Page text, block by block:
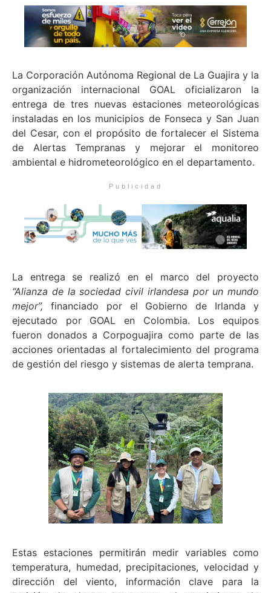
La Corporación Autónoma Regional de La Guajira y la
organización internacional GOAL oficializaron la
entrega de tres nuevas estaciones meteorológicas
instaladas en los municipios de Fonseca y San Juan
del Cesar, con el propósito de fortalecer el Sistema
de Alertas Tempranas y mejorar el monitoreo
ambiental e hidrometeorológico en el departamento.
Publicidad
La entrega se realizó en el marco del proyecto
“Alianza de la sociedad civil irlandesa por un mundo
mejor”, financiado por el Gobierno de Irlanda y
ejecutado por GOAL en Colombia. Los equipos
fueron donados a Corpoguajira como parte de las
acciones orientadas al fortalecimiento del programa
de gestión del riesgo y sistemas de alerta temprana.
Estas estaciones permitirán medir variables como
temperatura, humedad, precipitaciones, velocidad y
dirección del viento, información clave para la